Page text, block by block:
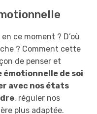
ce moment ? D’où
? Comment cette
de penser et
émotionnelle de soi
avec nos états
, réguler nos
plus adaptée.